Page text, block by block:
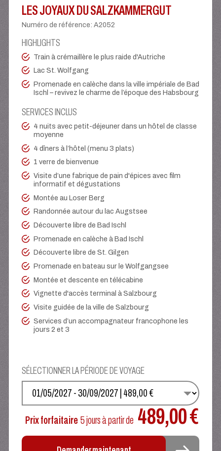
LES JOYAUX DU SALZKAMMERGUT
Numéro de référence:A2052
HIGHLIGHTS
Train à crémaillère le plus raide d'Autriche
Lac St. Wolfgang
Promenade en calèche dans la ville impériale de Bad
Ischl – revivez le charme de l’époque des Habsbourg
SERVICES INCLUS
4 nuits avec petit-déjeuner dans un hôtel de classe
moyenne
4 dîners à l’hôtel (menu 3 plats)
1 verre de bienvenue
Visite d’une fabrique de pain d'épices avec film
informatif et dégustations
Montée au Loser Berg
Randonnée autour du lac Augstsee
Découverte libre de Bad Ischl
Promenade en calèche à Bad Ischl
Découverte libre de St. Gilgen
Promenade en bateau sur le Wolfgangsee
Montée et descente en télécabine
Vignette d'accès terminal à Salzbourg
Visite guidée de la ville de Salzbourg
Services d’un accompagnateur francophone les
jours 2 et 3
SÉLECTIONNER LA PÉRIODE DE VOYAGE
SÉLECTIONNEZ VOS DATES
Prix forfaitaire5 joursà partir de 489,00 €